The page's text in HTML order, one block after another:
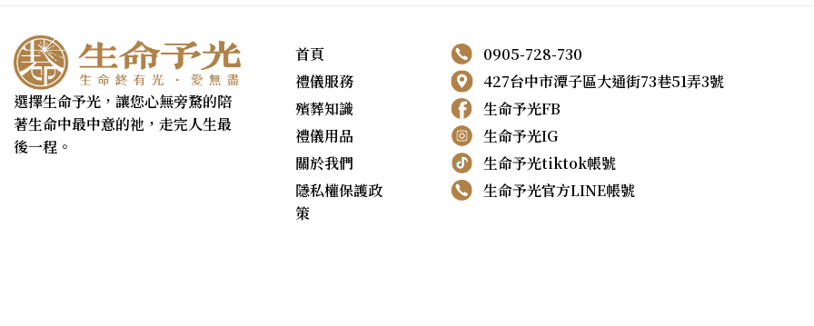
選擇生命予光，讓您心無旁騖的陪
著生命中最中意的祂，走完人生最
後一程。
首頁
禮儀服務
殯葬知識
禮儀用品
關於我們
隱私權保護政
策
0905-728-730
427台中市潭子區大通街73巷51弄3號
生命予光FB
生命予光IG
生命予光tiktok帳號
生命予光官方LINE帳號